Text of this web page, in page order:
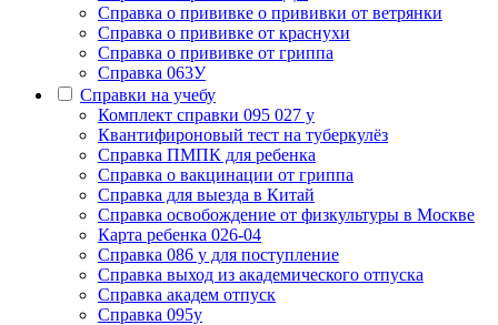
Справка о прививке о прививки от ветрянки
Справка о прививке от краснухи
Справка о прививке от гриппа
Справка 063У
Справки на учебу
Комплект справки 095 027 у
Квантифироновый тест на туберкулёз
Справка ПМПК для ребенка
Справка о вакцинации от гриппа
Справка для выезда в Китай
Справка освобождение от физкультуры в Москве
Карта ребенка 026-04
Справка 086 у для поступление
Справка выход из академического отпуска
Справка академ отпуск
Справка 095у